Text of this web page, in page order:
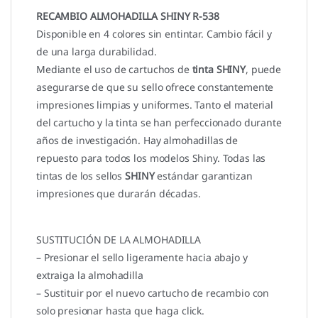
RECAMBIO ALMOHADILLA SHINY R-538
Disponible en 4 colores sin entintar. Cambio fácil y
de una larga durabilidad.
Mediante el uso de cartuchos de tinta SHINY, puede
asegurarse de que su sello ofrece constantemente
impresiones limpias y uniformes. Tanto el material
del cartucho y la tinta se han perfeccionado durante
años de investigación. Hay almohadillas de
repuesto para todos los modelos Shiny. Todas las
tintas de los sellosSHINYestándar garantizan
impresiones que durarán décadas.
SUSTITUCIÓN DE LA ALMOHADILLA
– Presionar el sello ligeramente hacia abajo y
extraiga la almohadilla
– Sustituir por el nuevo cartucho de recambio con
solo presionar hasta que haga click.